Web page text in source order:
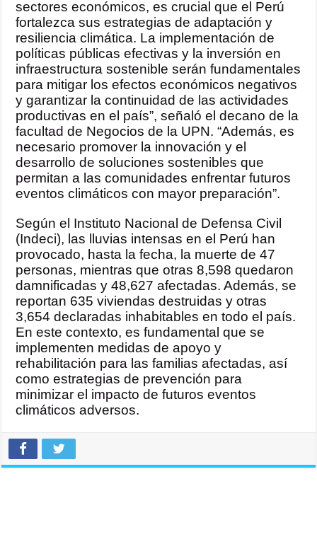
sectores económicos, es crucial que el Perú
fortalezca sus estrategias de adaptación y
resiliencia climática. La implementación de
políticas públicas efectivas y la inversión en
infraestructura sostenible serán fundamentales
para mitigar los efectos económicos negativos
y garantizar la continuidad de las actividades
productivas en el país”, señaló el decano de la
facultad de Negocios de la UPN. “Además, es
necesario promover la innovación y el
desarrollo de soluciones sostenibles que
permitan a las comunidades enfrentar futuros
eventos climáticos con mayor preparación”.
Según el Instituto Nacional de Defensa Civil
(Indeci), las lluvias intensas en el Perú han
provocado, hasta la fecha, la muerte de 47
personas, mientras que otras 8,598 quedaron
damnificadas y 48,627 afectadas. Además, se
reportan 635 viviendas destruidas y otras
3,654 declaradas inhabitables en todo el país.
En este contexto, es fundamental que se
implementen medidas de apoyo y
rehabilitación para las familias afectadas, así
como estrategias de prevención para
minimizar el impacto de futuros eventos
climáticos adversos.